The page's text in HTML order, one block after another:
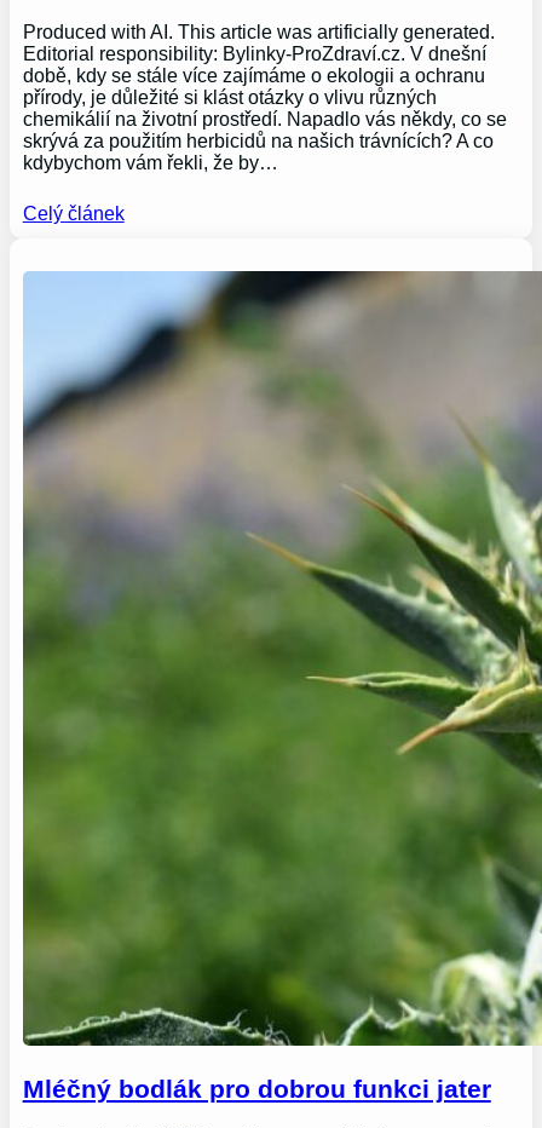
Produced with AI. This article was artificially generated.
Editorial responsibility: Bylinky-ProZdraví.cz. V dnešní
době, kdy se stále více zajímáme o ekologii a ochranu
přírody, je důležité si klást otázky o vlivu různých
chemikálií na životní prostředí. Napadlo vás někdy, co se
skrývá za použitím herbicidů na našich trávnících? A co
kdybychom vám řekli, že by…
Celý článek
Mléčný bodlák pro dobrou funkci jater